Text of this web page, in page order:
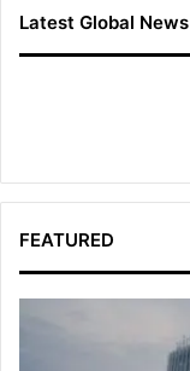
Latest Global News
FEATURED